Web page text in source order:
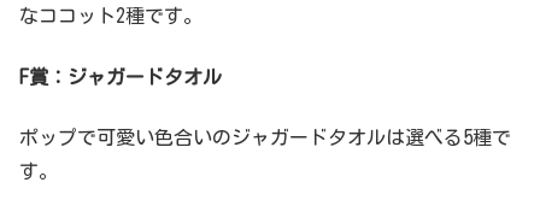
なココット2種です。
F賞：ジャガードタオル
ポップで可愛い色合いのジャガードタオルは選べる5種で
す。